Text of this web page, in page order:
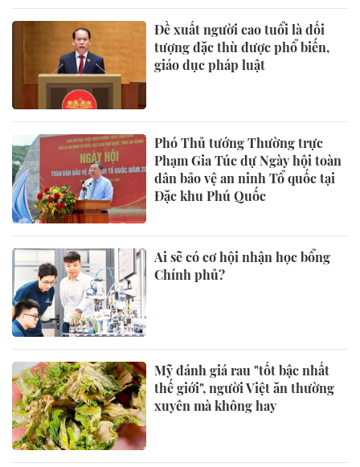
Đề xuất người cao tuổi là đối
tượng đặc thù được phổ biến,
giáo dục pháp luật
Phó Thủ tướng Thường trực
Phạm Gia Túc dự Ngày hội toàn
dân bảo vệ an ninh Tổ quốc tại
Đặc khu Phú Quốc
Ai sẽ có cơ hội nhận học bổng
Chính phủ?
Mỹ đánh giá rau "tốt bậc nhất
thế giới", người Việt ăn thường
xuyên mà không hay